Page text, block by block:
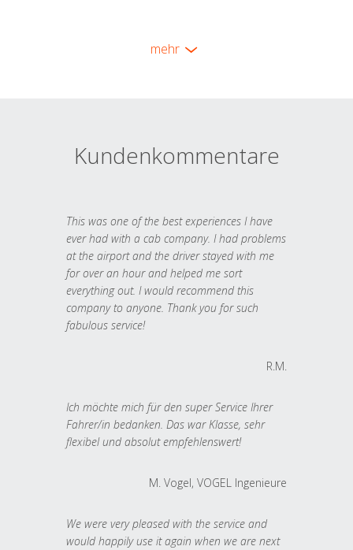
mehr
Kundenkommentare
This was one of the best experiences I have
ever had with a cab company. I had problems
at the airport and the driver stayed with me
for over an hour and helped me sort
everything out. I would recommend this
company to anyone. Thank you for such
fabulous service!
R.M.
Ich möchte mich für den super Service Ihrer
Fahrer/in bedanken. Das war Klasse, sehr
flexibel und absolut empfehlenswert!
M. Vogel, VOGEL Ingenieure
We were very pleased with the service and
would happily use it again when we are next